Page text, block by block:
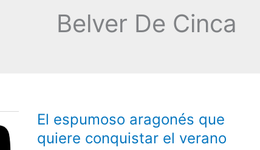
Belver De Cinca
El espumoso aragonés que
quiere conquistar el verano
El
espumoso
que